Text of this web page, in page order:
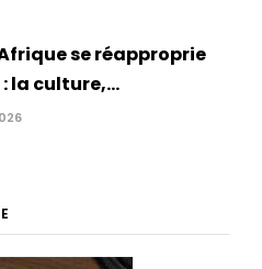
se réapproprie
la culture,...